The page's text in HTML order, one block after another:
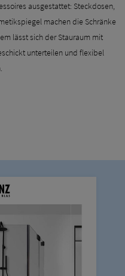
ausgestattet: Steckdosen,
machen die Schränke
lässt sich der Stauraum mit
unterteilen und flexibel